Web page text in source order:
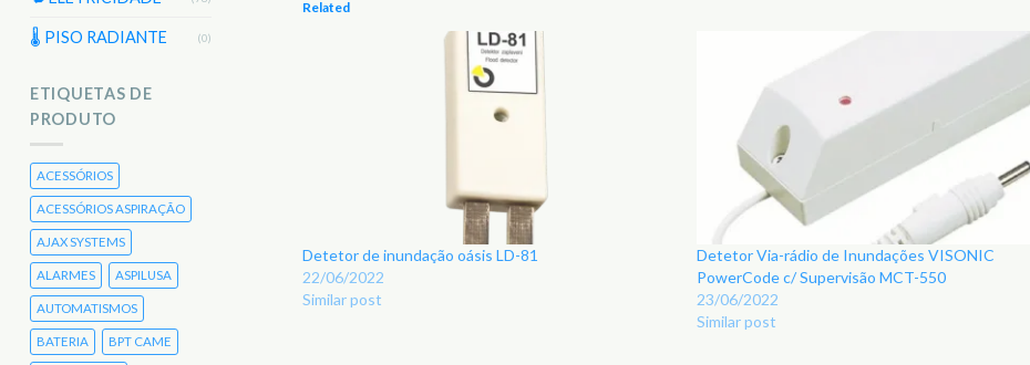
🌡 PISO RADIANTE (0)
ETIQUETAS DE
PRODUTO
ACESSÓRIOS
ACESSÓRIOS ASPIRAÇÃO
AJAX SYSTEMS
ALARMES ASPILUSA
AUTOMATISMOS
BATERIA BPT CAME
Related
Detetor de inundação oásis LD-81
22/06/2022
Similar post
Detetor Via-rádio de Inundações VISONIC
PowerCode c/ Supervisão MCT-550
23/06/2022
Similar post